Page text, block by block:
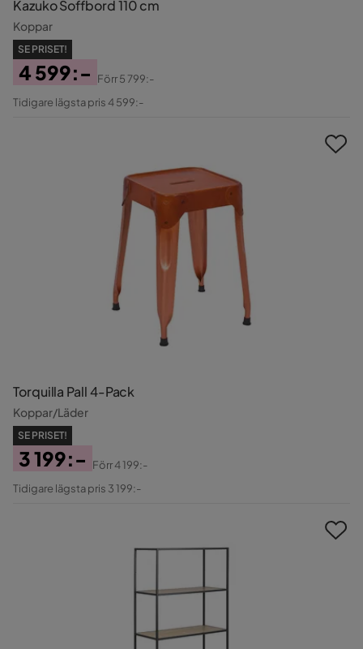
Kazuko Soffbord 110 cm
Koppar
SE PRISET!
Pris
4 599:-
Original
Förr5 799:-
Tidigare lägsta pris 4 599:-
Torquilla Pall 4-Pack
Koppar/Läder
SE PRISET!
Pris
3 199:-
Original
Förr4 199:-
Tidigare lägsta pris 3 199:-